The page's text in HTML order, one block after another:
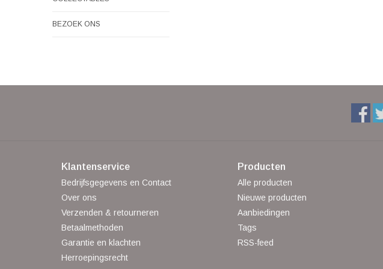
BEZOEK ONS
Klantenservice
Bedrijfsgegevens en Contact
Over ons
Verzenden & retourneren
Betaalmethoden
Garantie en klachten
Herroepingsrecht
Producten
Alle producten
Nieuwe producten
Aanbiedingen
Tags
RSS-feed